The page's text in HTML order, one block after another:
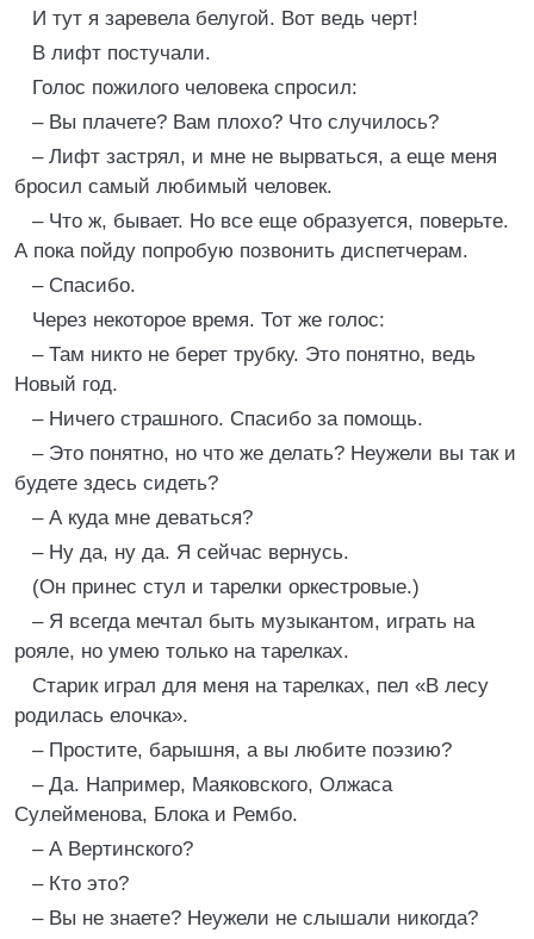
И тут я заревела белугой. Вот ведь черт!
В лифт постучали.
Голос пожилого человека спросил:
– Вы плачете? Вам плохо? Что случилось?
– Лифт застрял, и мне не вырваться, а еще меня
бросил самый любимый человек.
– Что ж, бывает. Но все еще образуется, поверьте.
А пока пойду попробую позвонить диспетчерам.
– Спасибо.
Через некоторое время. Тот же голос:
– Там никто не берет трубку. Это понятно, ведь
Новый год.
– Ничего страшного. Спасибо за помощь.
– Это понятно, но что же делать? Неужели вы так и
будете здесь сидеть?
– А куда мне деваться?
– Ну да, ну да. Я сейчас вернусь.
(Он принес стул и тарелки оркестровые.)
– Я всегда мечтал быть музыкантом, играть на
рояле, но умею только на тарелках.
Старик играл для меня на тарелках, пел «В лесу
родилась елочка».
– Простите, барышня, а вы любите поэзию?
– Да. Например, Маяковского, Олжаса
Сулейменова, Блока и Рембо.
– А Вертинского?
– Кто это?
– Вы не знаете? Неужели не слышали никогда?